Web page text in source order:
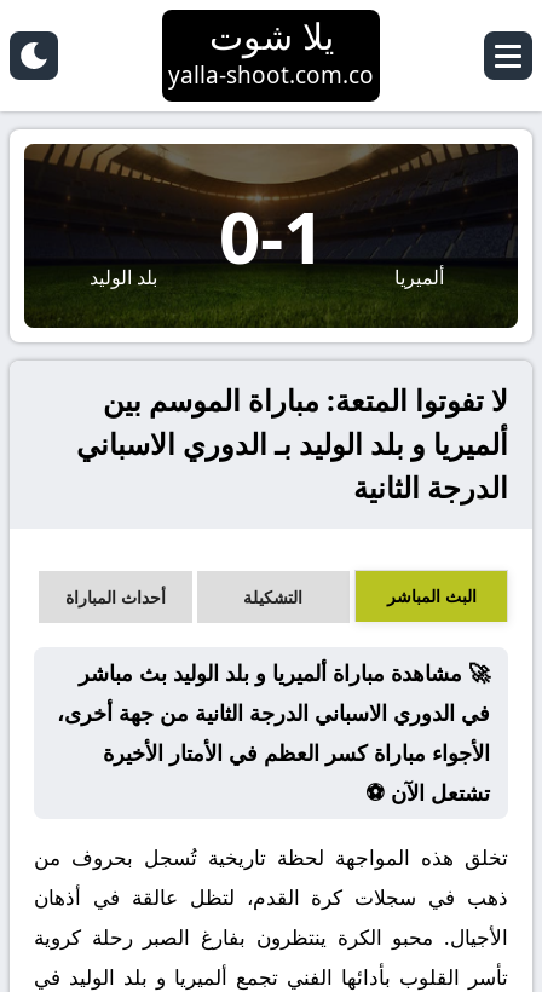
يلا شوت
yalla-shoot.com.co
ألميريا 1
-
0 بلد الوليد
لا تفوتوا المتعة: مباراة الموسم بين
ألميريا و بلد الوليد بـ الدوري الاسباني
الدرجة الثانية
البث المباشر التشكيلة أحداث المباراة
🚀 مشاهدة مباراة ألميريا و بلد الوليد بث مباشر
في الدوري الاسباني الدرجة الثانية من جهة أخرى،
الأجواء مباراة كسر العظم في الأمتار الأخيرة
تشتعل الآن ⚽
تخلق هذه المواجهة لحظة تاريخية تُسجل بحروف من
ذهب في سجلات كرة القدم، لتظل عالقة في أذهان
الأجيال. محبو الكرة ينتظرون بفارغ الصبر رحلة كروية
تأسر القلوب بأدائها الفني تجمع ألميريا و بلد الوليد في